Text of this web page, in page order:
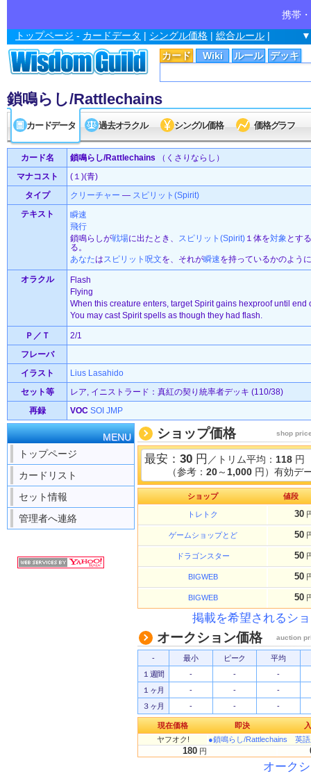
携帯
カード Wiki ルール デッキ
トップページ - カードデータ | シングル価格 | 総合ルール |
鎖鳴らし/Rattlechains
カードデータ 過去オラクル シングル価格 価格グラフ
カード名 鎖鳴らし/Rattlechains （くさりならし）
マナコスト
(１)(青)
タイプ
クリーチャー — スピリット(Spirit)
テキスト
瞬速
飛行
鎖鳴らしが戦場に出たとき、 スピリット(Spirit) １体を対象 とす
る。
あなたはスピリット 呪文を、それが瞬速を持っているかのよう
オラクル
Flash
Flying
When this creature enters, target Spirit gains hexproof until end
You may cast Spirit spells as though they had flash.
Ｐ／Ｔ
2/1
フレーバ
イラスト
Lius Lasahido
セット等
レア, イニストラード：真紅の契り統率者デッキ (110/38)
再録
VOC SOI JMP
MENU
トップページ
カードリスト
セット情報
管理者へ連絡
ショップ価格 shop
最安： 30 円 ／トリム平均： 118 円
（参考： 20～ 1,000 円）有効デ
ショップ 値段
トレトク 30
ゲームショップとど 50
ドラゴンスター 50
BIGWEB 50
BIGWEB 50
掲載を希望されるシ
オークション価格 auction
- 最小 ピーク
平均
１週間
- -
-
１ヶ月
- -
-
３ヶ月
- - -
現在価格 即決
ヤフオク!
●鎖鳴らし/Rattlechains
180 円
オーク